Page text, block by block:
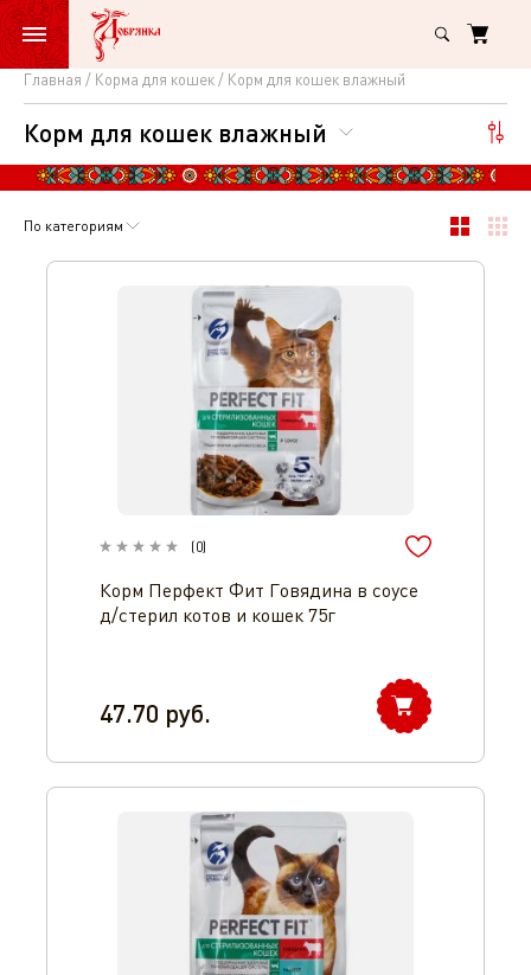
Главная Корма для кошек Корм для кошек влажный
Корм
для
кошек
влажный
Корм для кошек влажный
По категориям
(0)
Корм Перфект Фит Говядина в соусе
д/стерил котов и кошек 75г
47.70 руб.